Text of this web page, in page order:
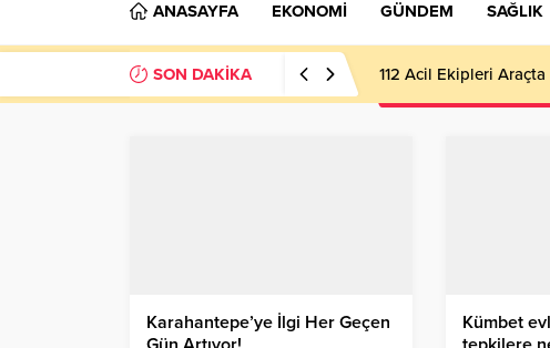
ANASAYFA EKONOMİ GÜNDEM SAĞLIK
SON DAKİKA 112 Acil Ekipleri Araçta
Karahantepe’ye İlgi Her Geçen
Kümbet